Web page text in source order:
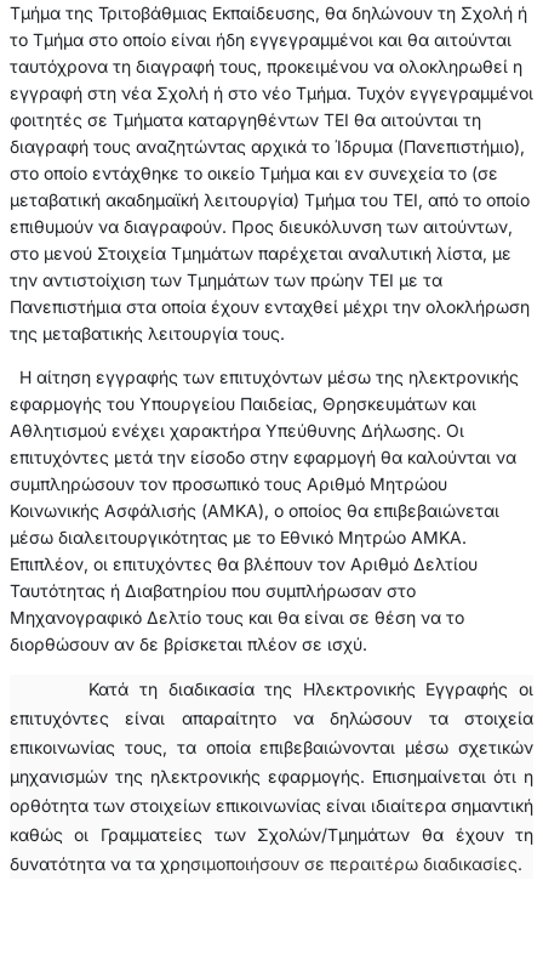
Τμήμα της Τριτοβάθμιας Εκπαίδευσης, θα δηλώνουν τη Σχολή ή
το Τμήμα στο οποίο είναι ήδη εγγεγραμμένοι και θα αιτούνται
ταυτόχρονα τη διαγραφή τους, προκειμένου να ολοκληρωθεί η
εγγραφή στη νέα Σχολή ή στο νέο Τμήμα. Τυχόν εγγεγραμμένοι
φοιτητές σε Τμήματα καταργηθέντων ΤΕΙ θα αιτούνται τη
διαγραφή τους αναζητώντας αρχικά το Ίδρυμα (Πανεπιστήμιο),
στο οποίο εντάχθηκε το οικείο Τμήμα και εν συνεχεία το (σε
μεταβατική ακαδημαϊκή λειτουργία) Τμήμα του ΤΕΙ, από το οποίο
επιθυμούν να διαγραφούν. Προς διευκόλυνση των αιτούντων,
στο μενού Στοιχεία Τμημάτων παρέχεται αναλυτική λίστα, με
την αντιστοίχιση των Τμημάτων των πρώην ΤΕΙ με τα
Πανεπιστήμια στα οποία έχουν ενταχθεί μέχρι την ολοκλήρωση
της μεταβατικής λειτουργία τους.
Η αίτηση εγγραφής των επιτυχόντων μέσω της ηλεκτρονικής
εφαρμογής του Υπουργείου Παιδείας, Θρησκευμάτων και
Αθλητισμού ενέχει χαρακτήρα Υπεύθυνης Δήλωσης. Οι
επιτυχόντες μετά την είσοδο στην εφαρμογή θα καλούνται να
συμπληρώσουν τον προσωπικό τους Αριθμό Μητρώου
Κοινωνικής Ασφάλισής (ΑΜΚΑ), ο οποίος θα επιβεβαιώνεται
μέσω διαλειτουργικότητας με το Εθνικό Μητρώο ΑΜΚΑ.
Επιπλέον, οι επιτυχόντες θα βλέπουν τον Αριθμό Δελτίου
Ταυτότητας ή Διαβατηρίου που συμπλήρωσαν στο
Μηχανογραφικό Δελτίο τους και θα είναι σε θέση να το
διορθώσουν αν δε βρίσκεται πλέον σε ισχύ.
Κατά τη διαδικασία της Ηλεκτρονικής Εγγραφής οι
επιτυχόντες είναι απαραίτητο να δηλώσουν τα στοιχεία
επικοινωνίας τους, τα οποία επιβεβαιώνονται μέσω σχετικών
μηχανισμών της ηλεκτρονικής εφαρμογής. Επισημαίνεται ότι η
ορθότητα των στοιχείων επικοινωνίας είναι ιδιαίτερα σημαντική
καθώς οι Γραμματείες των Σχολών/Τμημάτων θα έχουν τη
δυνατότητα να τα χρησιμοποιήσουν σε περαιτέρω διαδικασίες.